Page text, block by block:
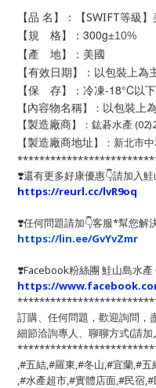
【品 名】： 【SWIFT等級
【規 格】：300g±10%
【產 地】：美國
【有效日期】：以包裝上為
【保 存】：冷凍-18°C以下
【內容物名稱】： 以包裝上
【製造廠商】 ： 鈜碁水產
【製造廠商地址】：新北市
❣️還有更多好康優惠👇請加入
https://reurl.cc/lvR9oq
❣️任何問題請加👇客服*幫您解
https://lin.ee/GvYvZmr
❣️Facebook粉絲團 鮭山島水產
https://
訂購、任何問題，歡迎詢問，
細節洽詢專人、聊聊方式(請加
,#五結,#羅東,#冬山,#宜蘭,#五
,#水產超市,#實體店面,#民宿